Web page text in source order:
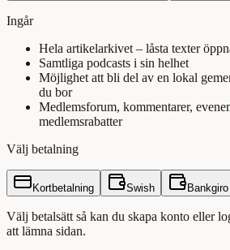
Ingår
Hela artikelarkivet – låsta texter
Samtliga podcasts i sin helhet
Möjlighet att bli del av en lokal
du bor
Medlemsforum, kommentarer,
medlemsrabatter
Välj betalning
Kortbetalning Swish Bankgiro
Välj betalsätt så kan du skapa konto eller
att lämna sidan.